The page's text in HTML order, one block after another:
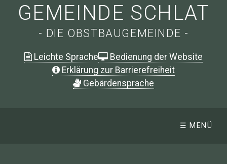
GEMEINDE SCHLAT
- DIE OBSTBAUGEMEINDE -
Leichte Sprache
Bedienung der Website
Erklärung zur Barrierefreiheit
Gebärdensprache
☰ MENÜ